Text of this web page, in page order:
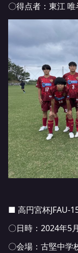
〇得点者：東江
■ 高円宮杯JFAU-
〇日時：2024年5
〇会場：古堅中学